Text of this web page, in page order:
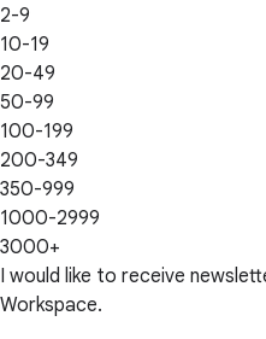
2-9
10-19
20-49
50-99
100-199
200-349
350-999
1000-2999
3000+
I would like to receive
Workspace.